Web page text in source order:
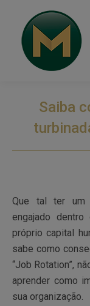
Saiba
Que tal ter um
engajado
próprio capital
sabe como
“Job Rotation”,
aprender como
sua organização.